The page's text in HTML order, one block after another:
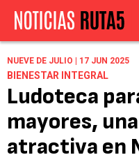
NUEVE DE JULIO | 17 JUN 2025
BIENESTAR INTEGRAL
Ludoteca
mayores,
atractiva en